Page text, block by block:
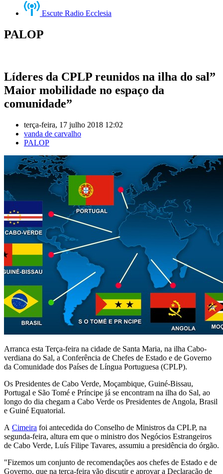
Escute Radio Ecclesia
PALOP
Líderes da CPLP reunidos na ilha do sal”
Maior mobilidade no espaço da
comunidade”
terça-feira, 17 julho 2018 12:02
vanda de carvalho
PALOP
Arranca esta Terça-feira na cidade de Santa Maria, na ilha Cabo-
verdiana do Sal, a Conferência de Chefes de Estado e de Governo
da Comunidade dos Países de Língua Portuguesa (CPLP).
Os Presidentes de Cabo Verde, Moçambique, Guiné-Bissau,
Portugal e São Tomé e Príncipe já se encontram na ilha do Sal, ao
longo do dia chegam a Cabo Verde os Presidentes de Angola, Brasil
e Guiné Equatorial.
A Cimeira foi antecedida do Conselho de Ministros da CPLP, na
segunda-feira, altura em que o ministro dos Negócios Estrangeiros
de Cabo Verde, Luís Filipe Tavares, assumiu a presidência do órgão.
"Fizemos um conjunto de recomendações aos chefes de Estado e de
Governo, que na terça-feira vão discutir e aprovar a Declaração de